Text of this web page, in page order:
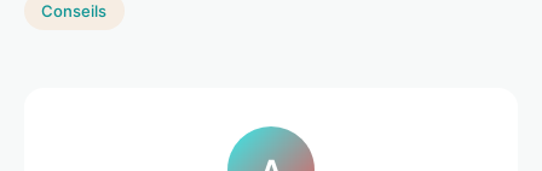
Conseils